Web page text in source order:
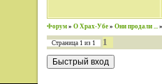
Форум » О Храх-Убе » Они продали ... »
Страница 1 из 1 1